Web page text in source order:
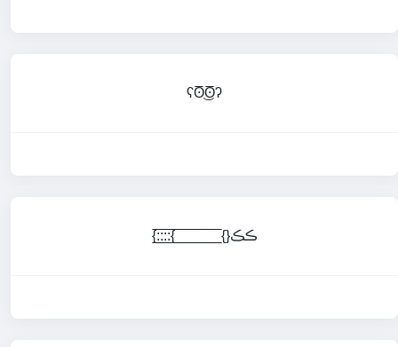
ʕʘ̅͜ʘ̅ʔ
{:̲̅:̲̅:̲̅:̲̅{ ̲̅ ̲̅ ̲̅ ̲̅ ̲̅ ̲̅ ̲̅ ̲̅ ̲̅ ̲̅ ̲̅ ̲̅ ̲̅{}ڪڪ